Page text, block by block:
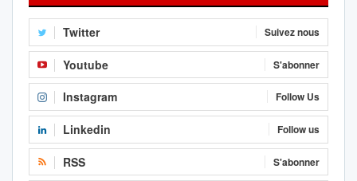
Twitter Suivez nous
Youtube S'abonner
Instagram Follow Us
Linkedin Follow us
RSS S'abonner